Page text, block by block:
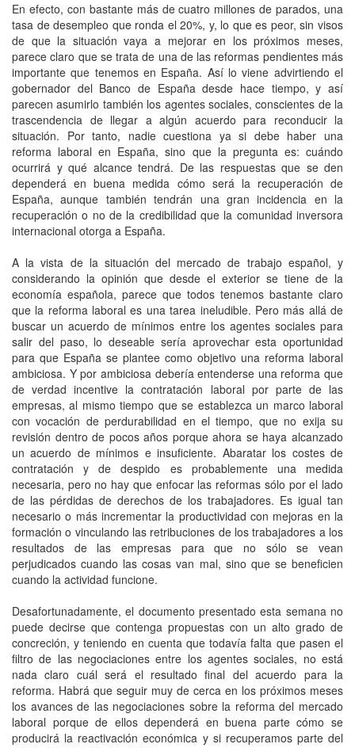
En efecto, con bastante más de cuatro millones de parados, una
tasa de desempleo que ronda el 20%, y, lo que es peor, sin visos
de que la situación vaya a mejorar en los próximos meses,
parece claro que se trata de una de las reformas pendientes más
importante que tenemos en España. Así lo viene advirtiendo el
gobernador del Banco de España desde hace tiempo, y así
parecen asumirlo también los agentes sociales, conscientes de la
trascendencia de llegar a algún acuerdo para reconducir la
situación. Por tanto, nadie cuestiona ya si debe haber una
reforma laboral en España, sino que la pregunta es: cuándo
ocurrirá y qué alcance tendrá. De las respuestas que se den
dependerá en buena medida cómo será la recuperación de
España, aunque también tendrán una gran incidencia en la
recuperación o no de la credibilidad que la comunidad inversora
internacional otorga a España.
A la vista de la situación del mercado de trabajo español, y
considerando la opinión que desde el exterior se tiene de la
economía española, parece que todos tenemos bastante claro
que la reforma laboral es una tarea ineludible. Pero más allá de
buscar un acuerdo de mínimos entre los agentes sociales para
salir del paso, lo deseable sería aprovechar esta oportunidad
para que España se plantee como objetivo una reforma laboral
ambiciosa. Y por ambiciosa debería entenderse una reforma que
de verdad incentive la contratación laboral por parte de las
empresas, al mismo tiempo que se establezca un marco laboral
con vocación de perdurabilidad en el tiempo, que no exija su
revisión dentro de pocos años porque ahora se haya alcanzado
un acuerdo de mínimos e insuficiente. Abaratar los costes de
contratación y de despido es probablemente una medida
necesaria, pero no hay que enfocar las reformas sólo por el lado
de las pérdidas de derechos de los trabajadores. Es igual tan
necesario o más incrementar la productividad con mejoras en la
formación o vinculando las retribuciones de los trabajadores a los
resultados de las empresas para que no sólo se vean
perjudicados cuando las cosas van mal, sino que se beneficien
cuando la actividad funcione.
Desafortunadamente, el documento presentado esta semana no
puede decirse que contenga propuestas con un alto grado de
concreción, y teniendo en cuenta que todavía falta que pasen el
filtro de las negociaciones entre los agentes sociales, no está
nada claro cuál será el resultado final del acuerdo para la
reforma. Habrá que seguir muy de cerca en los próximos meses
los avances de las negociaciones sobre la reforma del mercado
laboral porque de ellos dependerá en buena parte cómo se
producirá la reactivación económica y si recuperamos parte del